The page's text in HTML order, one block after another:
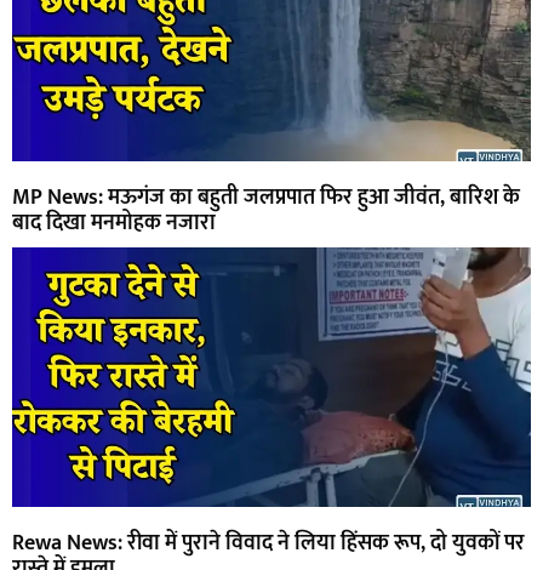
MP News: मऊगंज का बहुती जलप्रपात फिर हुआ जीवंत, बारिश के
बाद दिखा मनमोहक नजारा
Rewa News: रीवा में पुराने विवाद ने लिया हिंसक रूप, दो युवकों पर